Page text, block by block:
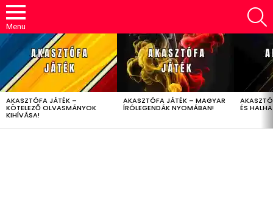
Menu
LATEST
STORIES
AKASZTÓFA JÁTÉK –
KÖTELEZŐ OLVASMÁNYOK
KIHÍVÁSA!
AKASZTÓFA JÁTÉK – MAGYAR
ÍRÓLEGENDÁK NYOMÁBAN! ÉS